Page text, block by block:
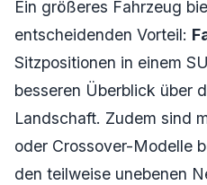
Ein größeres Fahrzeug
entscheidenden Vorteil:
Sitzpositionen in einem
besseren Überblick über
Landschaft. Zudem sind
oder Crossover-Modelle
den teilweise unebenen